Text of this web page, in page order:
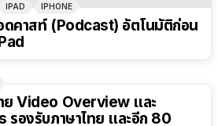
IPAD IPHONE
ดคาสท์ (Podcast) อัตโนมัติก่อน
Video Overview และ
องรับภาษาไทย และอีก 80